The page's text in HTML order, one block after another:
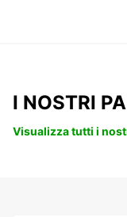
I NOSTRI
Visualizza tutti i